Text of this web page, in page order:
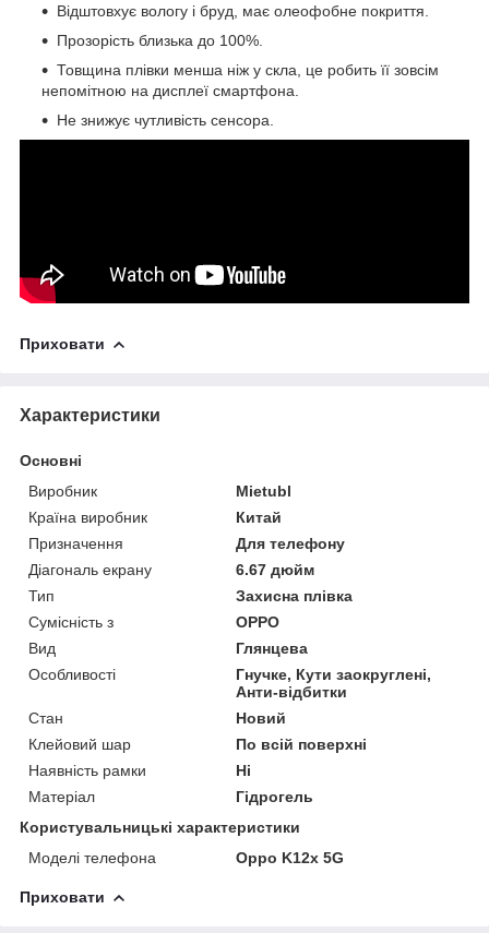
Відштовхує вологу і бруд, має олеофобне покриття.
Прозорість близька до 100%.
Товщина плівки менша ніж у скла, це робить її зовсім
непомітною на дисплеї смартфона.
Не знижує чутливість сенсора.
Приховати
Характеристики
Основні
Виробник
Mietubl
Країна виробник
Китай
Призначення
Для телефону
Діагональ екрану
6.67 дюйм
Тип
Захисна плівка
Сумісність з
OPPO
Вид
Глянцева
Особливості
Гнучке, Кути заокруглені,
Анти-відбитки
Стан
Новий
Клейовий шар
По всій поверхні
Наявність рамки
Ні
Матеріал
Гідрогель
Користувальницькі характеристики
Моделі телефона
Oppo K12x 5G
Приховати